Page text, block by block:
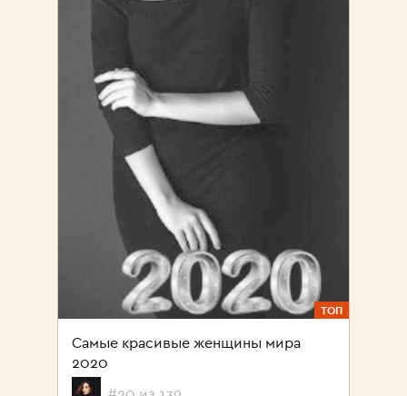
ТОП
Самые красивые женщины мира
2020